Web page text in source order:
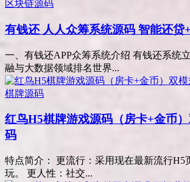
区块链源码
有钱还 人人众筹系统源码 智能还贷
一、有钱还APP众筹系统介绍 有钱还系统
融与大数据领域排名世界...
棋牌源码
红鸟H5棋牌游戏源码（房卡+金币
码
特点简介： 更流行：采用现在最新流行H5
玩。 更人性：社交...